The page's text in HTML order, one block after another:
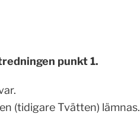
punkt 1.
(tidigare Tvätten) lämnas.